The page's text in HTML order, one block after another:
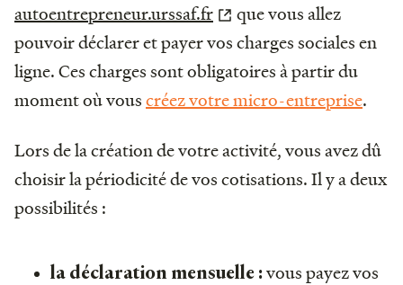
autoentrepreneur.urssaf.fr
que vous allez
pouvoir déclarer et payer vos charges sociales en
ligne. Ces charges sont obligatoires à partir du
moment où vouscréez votre micro-entreprise.
Lors de la création de votre activité, vous avez dû
choisir la périodicité de vos cotisations. Il y a deux
possibilités :
la déclaration mensuelle :vous payez vos